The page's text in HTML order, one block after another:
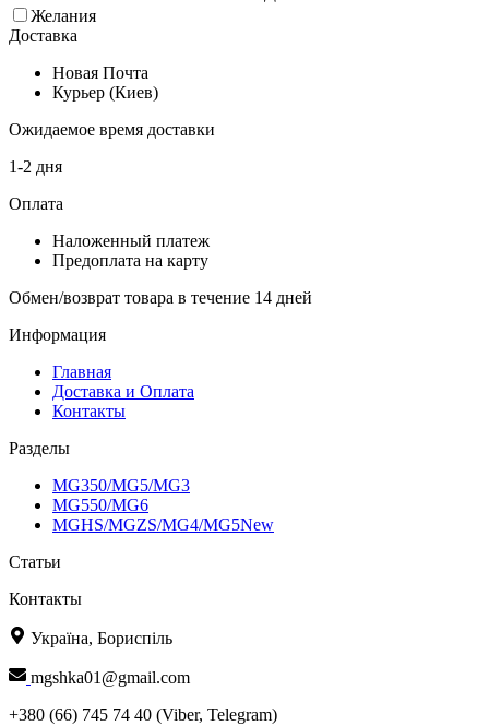
Желания
Доставка
Новая Почта
Курьер (Киев)
Ожидаемое время доставки
1-2 дня
Оплата
Наложенный платеж
Предоплата на карту
Обмен/возврат товара в течение 14 дней
Информация
Главная
Доставка и Оплата
Контакты
Разделы
MG350/MG5/MG3
MG550/MG6
MGHS/MGZS/MG4/MG5New
Статьи
Контакты
Україна, Бориспіль
mgshka01@gmail.com
+380 (66) 745 74 40 (Viber, Telegram)